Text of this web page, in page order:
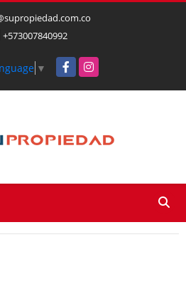
+573007840992
▼ FacebookInstagram